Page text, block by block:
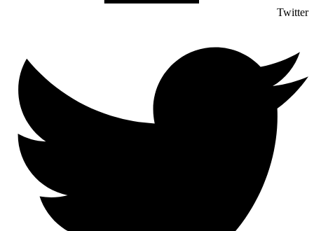
Twitter